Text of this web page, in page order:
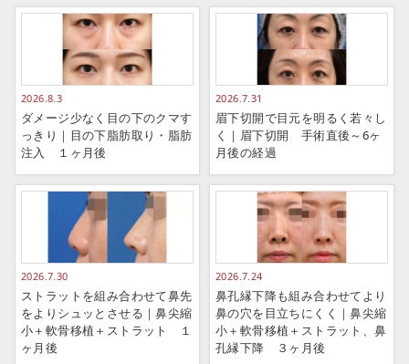
2026.8.3
ダメージ少なく目の下のクマす
っきり｜目の下脂肪取り・脂肪
注入 １ヶ月後
2026.7.31
眉下切開で目元を明るく若々し
く｜眉下切開 手術直後～6ヶ
月後の経過
2026.7.30
ストラットを組み合わせて鼻先
をよりシュッとさせる｜鼻尖縮
小＋軟骨移植＋ストラット １
ヶ月後
2026.7.24
鼻孔縁下降も組み合わせてより
鼻の穴を目立ちにくく｜鼻尖縮
小＋軟骨移植＋ストラット、鼻
孔縁下降 ３ヶ月後